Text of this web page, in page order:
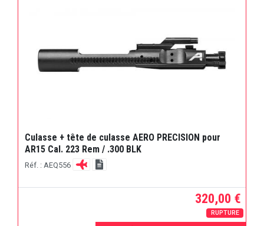
Culasse + tête de culasse AERO PRECISION pour
AR15 Cal. 223 Rem / .300 BLK
Réf. : AEQ556
320,00 €
RUPTURE